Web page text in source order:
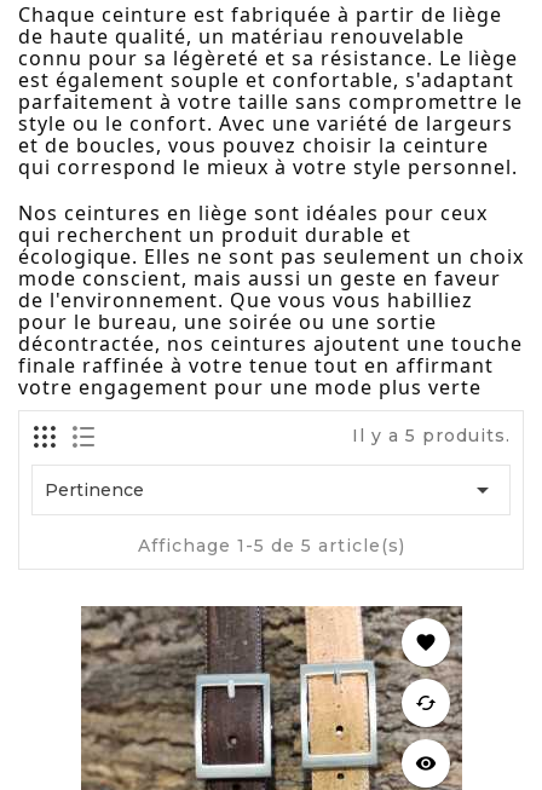
Chaque ceinture est fabriquée à partir de liège
de haute qualité, un matériau renouvelable
connu pour sa légèreté et sa résistance. Le liège
est également souple et confortable, s'adaptant
parfaitement à votre taille sans compromettre le
style ou le confort. Avec une variété de largeurs
et de boucles, vous pouvez choisir la ceinture
qui correspond le mieux à votre style personnel.
Nos ceintures en liège sont idéales pour ceux
qui recherchent un produit durable et
écologique. Elles ne sont pas seulement un choix
mode conscient, mais aussi un geste en faveur
de l'environnement. Que vous vous habilliez
pour le bureau, une soirée ou une sortie
décontractée, nos ceintures ajoutent une touche
finale raffinée à votre tenue tout en affirmant
votre engagement pour une mode plus verte
Il y a 5 produits.
Pertinence 
Affichage 1-5 de 5 article(s)
favorite
cached
visibility